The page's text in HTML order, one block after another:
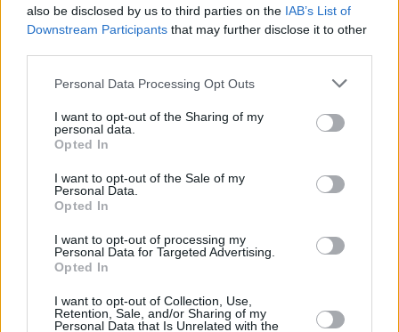
also be disclosed by us to third parties on the IAB’s List of
Downstream Participants that may further disclose it to other
Personal Data Processing Opt Outs
I want to opt-out of the Sharing of my
personal data.
Opted In
I want to opt-out of the Sale of my
Personal Data.
Opted In
I want to opt-out of processing my
Personal Data for Targeted Advertising.
Opted In
I want to opt-out of Collection, Use,
Retention, Sale, and/or Sharing of my
Personal Data that Is Unrelated with the